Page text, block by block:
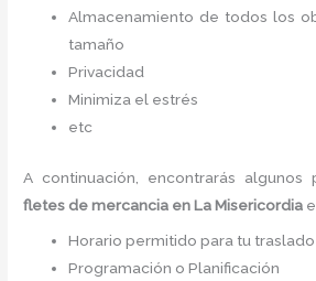
Almacenamiento de todos los
tamaño
Privacidad
Minimiza el estrés
etc
A continuación, encontrarás algunos
fletes de mercancia en La Misericordia
Horario permitido para tu traslado
Programación o Planificación